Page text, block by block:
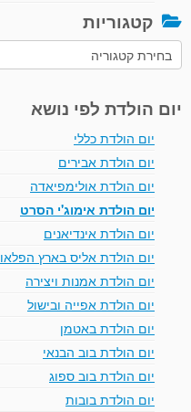
קטגוריות
קטגוריות
יום הולדת לפי נושא
יום הולדת כללי
יום הולדת אבירים
יום הולדת אולימפיאדה
יום הולדת אימוג'י הסרט
יום הולדת אינדיאנים
יום הולדת אליס בארץ
יום הולדת אמנות ויצירה
יום הולדת אפייה ובישול
יום הולדת באטמן
יום הולדת בוב הבנאי
יום הולדת בוב ספוג
יום הולדת בובות